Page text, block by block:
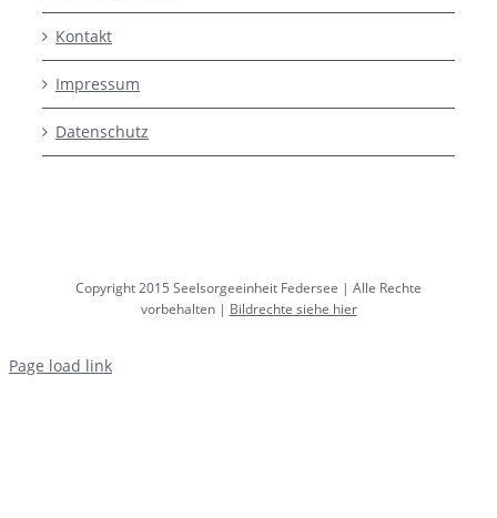
Kontakt
Impressum
Datenschutz
Copyright 2015 Seelsorgeeinheit Federsee | Alle Rechte
vorbehalten | Bildrechte siehe hier
Page load link